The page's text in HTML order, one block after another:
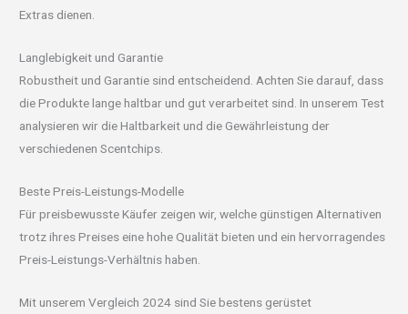
Extras dienen.
Langlebigkeit und Garantie
Robustheit und Garantie sind entscheidend. Achten Sie darauf, dass
die Produkte lange haltbar und gut verarbeitet sind. In unserem Test
analysieren wir die Haltbarkeit und die Gewährleistung der
verschiedenen Scentchips.
Beste Preis-Leistungs-Modelle
Für preisbewusste Käufer zeigen wir, welche günstigen Alternativen
trotz ihres Preises eine hohe Qualität bieten und ein hervorragendes
Preis-Leistungs-Verhältnis haben.
Mit unserem Vergleich 2024 sind Sie bestens gerüstet